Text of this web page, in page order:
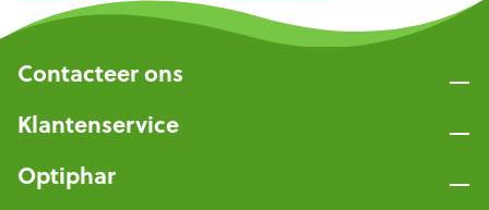
Contacteer ons
Klantenservice
Optiphar